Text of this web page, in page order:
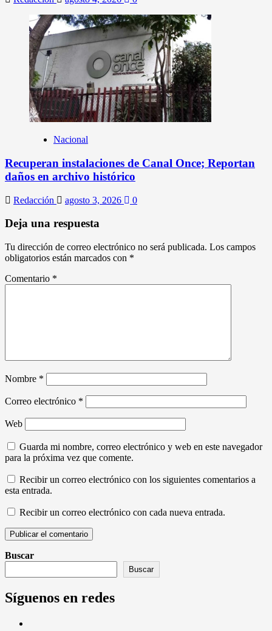
Nacional
Recuperan instalaciones de Canal Once; Reportan
daños en archivo histórico
Redacción agosto 3, 2026 0
Deja una respuesta
Tu dirección de correo electrónico no será publicada. Los campos
obligatorios están marcados con *
Comentario *
Nombre *
Correo electrónico *
Web
Guarda mi nombre, correo electrónico y web en este navegador
para la próxima vez que comente.
Recibir un correo electrónico con los siguientes comentarios a
esta entrada.
Recibir un correo electrónico con cada nueva entrada.
Buscar
Buscar
Síguenos en redes